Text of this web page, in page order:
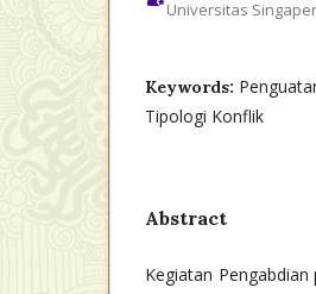
Universitas
Keywords:
Tipologi Konflik
Abstract
Kegiatan